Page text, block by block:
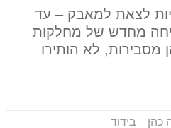
לצאת למאבק – עד
מחדש של מחלקות
לבידוד, הן מסבירות, לא הותירו
כהן בידוד